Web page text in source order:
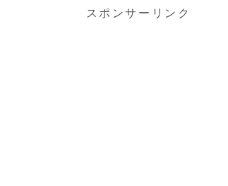
スポンサーリンク